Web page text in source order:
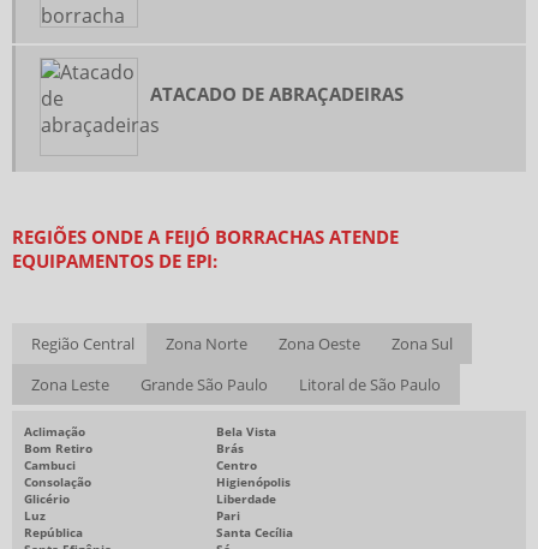
MANGUEIRA DE BORRACHA PARA ÓLEO
VENDA DE EPI ATACADO
VENDA DE EQUIPAMENTOS DE EPI
BOTA DE SEGURANÇA PREÇO
POLIA FERRO FUNDIDO PREÇO
CALÇADO DE SEGURANÇA PREÇO
EMPRESA DE FITA ADESIVA
FORNECEDOR DE FITA ADESIVA
LENÇOL DE BORRACHA PREÇO
EMPRESAS DE CORREIAS INDUSTRIAIS
ATACADO DE ABRAÇADEIRAS
REGIÕES ONDE A FEIJÓ BORRACHAS ATENDE
EQUIPAMENTOS DE EPI:
Região Central Zona Norte Zona Oeste
Zona Sul
Zona Leste
Grande São Paulo Litoral de São Paulo
Aclimação
Bela Vista
Bom Retiro
Brás
Cambuci
Centro
Consolação
Higienópolis
Glicério
Liberdade
Luz
Pari
República
Santa Cecília